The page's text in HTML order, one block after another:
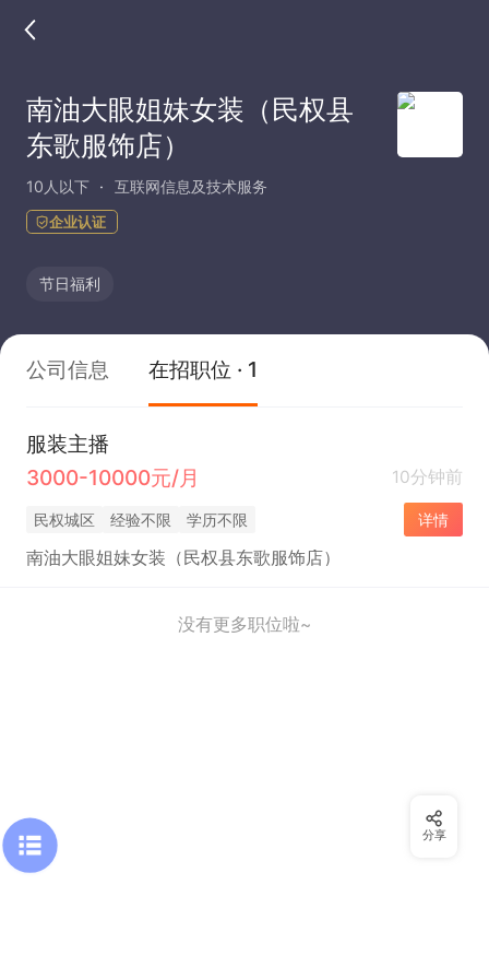
南油大眼姐妹女装（民权县
东歌服饰店）
10人以下 互联网信息及技术服务
企业认证
节日福利
公司信息 在招职位 · 1
服装主播
3000-10000元/月
10分钟前
民权城区 经验不限 学历不限 详情
南油大眼姐妹女装（民权县东歌服饰店）
没有更多职位啦~
分享